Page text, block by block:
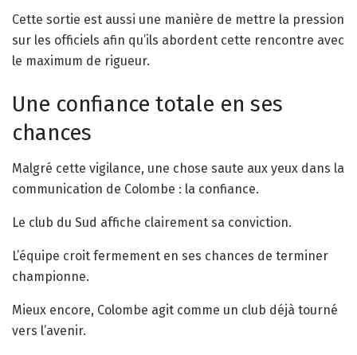
Cette sortie est aussi une manière de mettre la pression
sur les officiels afin qu’ils abordent cette rencontre avec
le maximum de rigueur.
Une confiance totale en ses
chances
Malgré cette vigilance, une chose saute aux yeux dans la
communication de Colombe : la confiance.
Le club du Sud affiche clairement sa conviction.
L’équipe croit fermement en ses chances de terminer
championne.
Mieux encore, Colombe agit comme un club déjà tourné
vers l’avenir.